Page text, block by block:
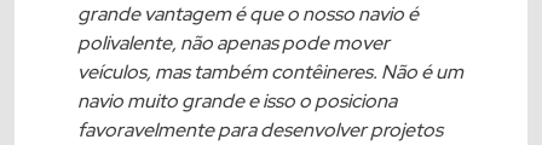
grande vantagem é que o nosso navio é
polivalente, não apenas pode mover
veículos, mas também contêineres. Não é um
navio muito grande e isso o posiciona
favoravelmente para desenvolver projetos